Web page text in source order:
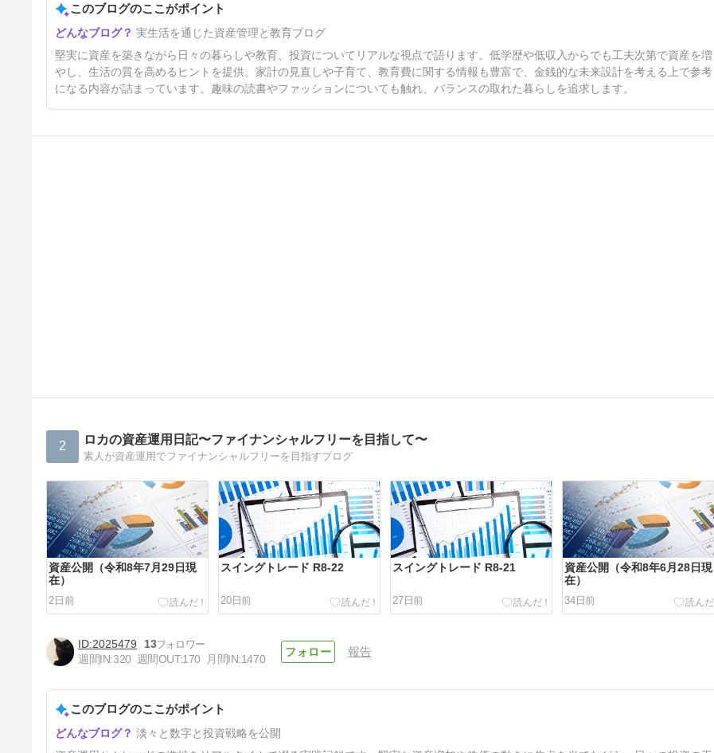
非常に株主に失礼すぎる残念な
株主優待と最近受け取った株主
6日前
このブログのここがポイント
実生活を通じた資産管理と教育ブログ
堅実に資産を築きながら日々の暮らしや教育、投資についてリアルな視点で語ります。低学歴や低収入からでも工夫次第で資産を増
やし、生活の質を高めるヒントを提供。家計の見直しや子育て、教育費に関する情報も豊富で、金銭的な未来設計を考える上で参考
になる内容が詰まっています。趣味の読書やファッションについても触れ、バランスの取れた暮らしを追求します。
2 ロカの資産運用日記〜ファイナンシャルフリーを目指して〜
素人が資産運用でファイナンシャルフリーを目指すブログ
資産公開（令和8年7月29日現
在）
2日前
スイングトレード R8-22
20日前
スイングトレード R8-21
27日前
資産公開（令和8年6月28日現
在）
34日前
スイングトレード R8-20
2025479
13
週間IN:320 週間OUT:170 月間IN:1470
報告
このブログのここがポイント
淡々と数字と投資戦略を公開